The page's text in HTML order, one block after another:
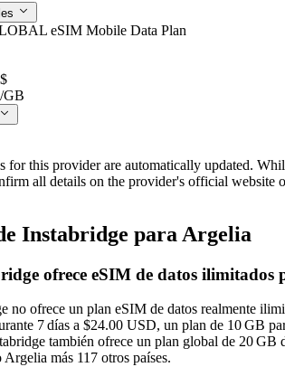
eSIM Mobile Data Plan
/GB
for this provider are automatically updated.
all details on the provider's official website
Instabridge para Argelia
ofrece eSIM de datos ilimitados
no ofrece un plan eSIM de datos realmente
7 días a $24.00 USD, un plan de 10 GB
también ofrece un plan global de 20
Argelia más 117 otros países.